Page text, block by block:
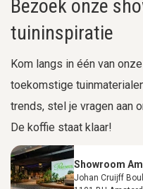
Bezoek onze
tuininspiratie
Kom langs in één van
toekomstige
trends, stel je vragen aan
De koffie staat klaar!
Showroom
Johan Cruijff